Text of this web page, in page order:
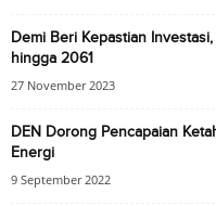
Demi Beri Kepastian
hingga 2061
27 November 2023
DEN Dorong Pencapaian
Energi
9 September 2022